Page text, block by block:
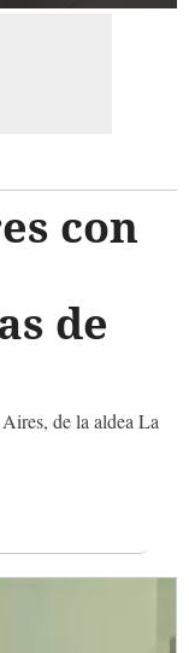
con
de
de la aldea La